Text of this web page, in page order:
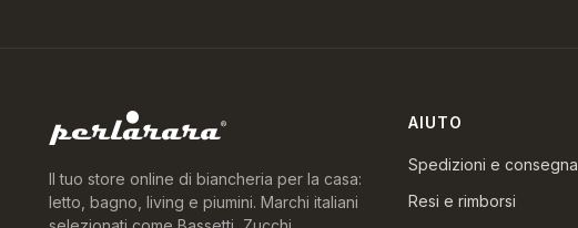
Il tuo store online di biancheria per la casa:
letto, bagno, living e piumini. Marchi italiani
AIUTO
Spedizioni e consegna
Resi e rimborsi